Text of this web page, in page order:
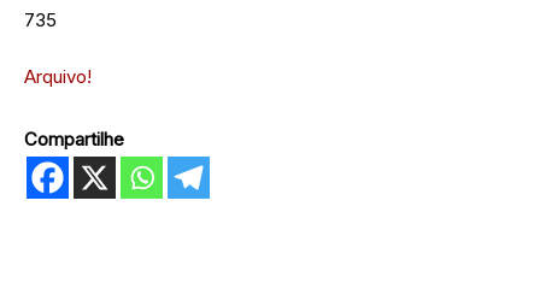
735
Arquivo!
Compartilhe